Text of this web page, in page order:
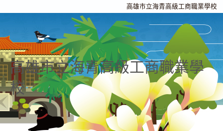
高雄市立海青高級工商職業學校
高雄市立海青高級工商職業學
校